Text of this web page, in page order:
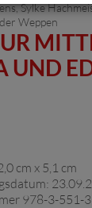
,Sylke
Weppen
UND
cm x 5,1 cm
978-3-551-